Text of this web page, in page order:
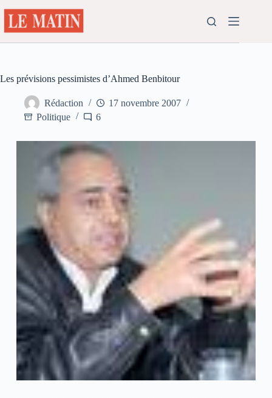
au
contenu
Les prévisions pessimistes d’Ahmed Benbitour
Rédaction
17 novembre 2007
Politique
6